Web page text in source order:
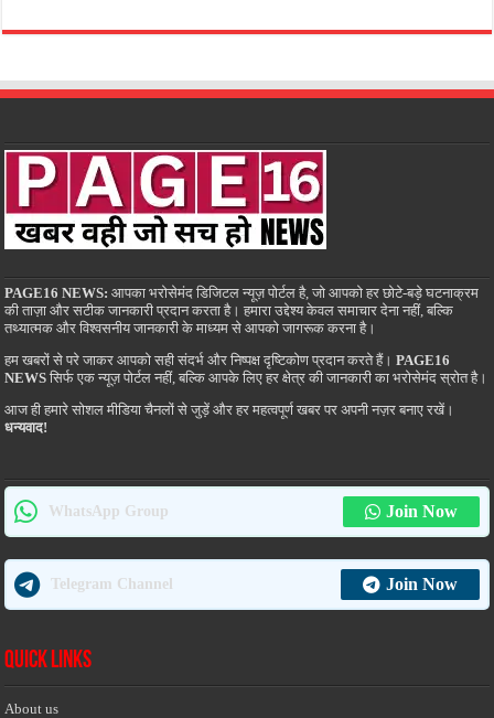
PAGE16 NEWS: आपका भरोसेमंद डिजिटल न्यूज़ पोर्टल है, जो आपको हर छोटे-बड़े घटनाक्रम
की ताज़ा और सटीक जानकारी प्रदान करता है। हमारा उद्देश्य केवल समाचार देना नहीं, बल्कि
तथ्यात्मक और विश्वसनीय जानकारी के माध्यम से आपको जागरूक करना है।
हम खबरों से परे जाकर आपको सही संदर्भ और निष्पक्ष दृष्टिकोण प्रदान करते हैं।PAGE16
NEWS सिर्फ एक न्यूज़ पोर्टल नहीं, बल्कि आपके लिए हर क्षेत्र की जानकारी का भरोसेमंद स्रोत है।
आज ही हमारे सोशल मीडिया चैनलों से जुड़ें और हर महत्वपूर्ण खबर पर अपनी नज़र बनाए रखें।
धन्यवाद!
WhatsApp Group Join Now
Telegram Channel Join Now
Quick Links
About us